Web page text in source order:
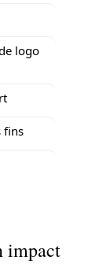
logo
fins
impact